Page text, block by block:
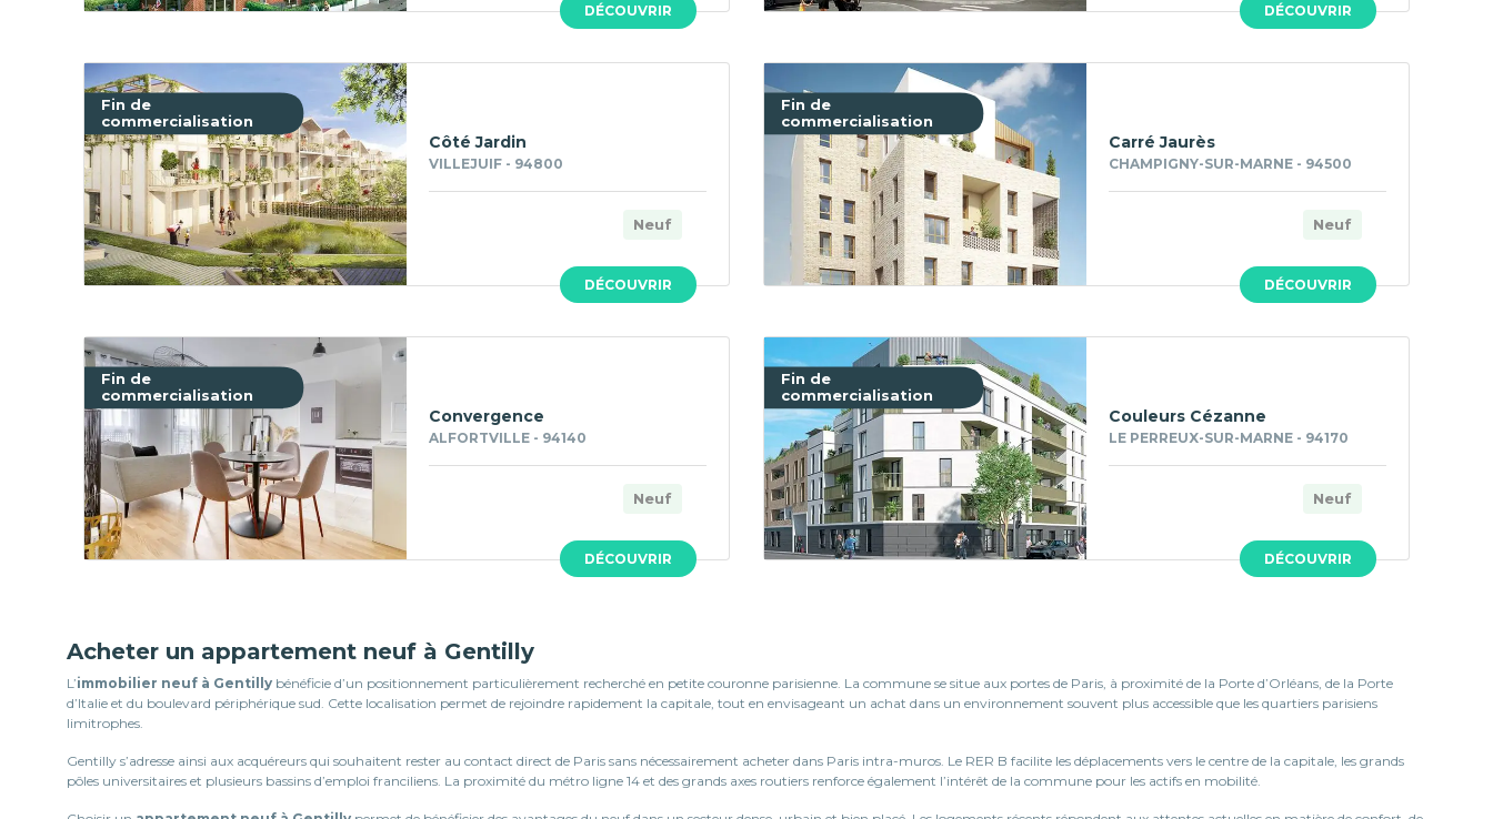
DÉCOUVRIR DÉCOUVRIR
Fin de
commercialisation
DÉCOUVRIR
Côté Jardin
VILLEJUIF - 94800
Neuf
Fin de
commercialisation
DÉCOUVRIR
Carré Jaurès
CHAMPIGNY-SUR-MARNE - 94500
Neuf
Fin de
commercialisation
DÉCOUVRIR
Convergence
ALFORTVILLE - 94140
Neuf
Fin de
commercialisation
DÉCOUVRIR
Couleurs Cézanne
LE PERREUX-SUR-MARNE - 94170
Neuf
Acheter un appartement neuf à Gentilly
L’immobilier neuf à Gentilly bénéficie d’un positionnement particulièrement recherché en petite couronne parisienne. La commune se situe aux portes de Paris, à proximité de la Porte d’Orléans, de la Porte
d’Italie et du boulevard périphérique sud. Cette localisation permet de rejoindre rapidement la capitale, tout en envisageant un achat dans un environnement souvent plus accessible que les quartiers parisiens
limitrophes.
Gentilly s’adresse ainsi aux acquéreurs qui souhaitent rester au contact direct de Paris sans nécessairement acheter dans Paris intra-muros. Le RER B facilite les déplacements vers le centre de la capitale, les grands
pôles universitaires et plusieurs bassins d’emploi franciliens. La proximité du métro ligne 14 et des grands axes routiers renforce également l’intérêt de la commune pour les actifs en mobilité.